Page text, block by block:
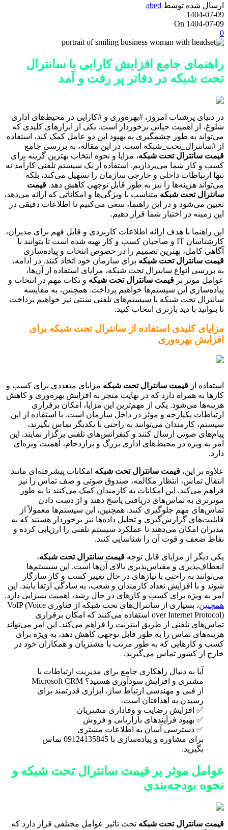
ارسال شده توسط abed
1404-07-09
On 1404-07-09
0
راهنمای جامع افزایش کارایی با سانترال
تحت شبکه در دفاتر پر رفت و آمد
در دنیای پرشتاب امروز، #بهره‌وری و #کارایی در محیط‌های اداری
شلوغ، از اهمیت حیاتی برخوردار است. یکی از ابزارهای کلیدی که
می‌تواند به طور چشمگیری به بهبود این دو عامل کمک کند، استفاده
از #سانترال_تحت_شبکه است. در این مقاله، به بررسی جامع
قیمت سانترال تحت شبکه، مزایا و نحوه انتخاب بهترین گزینه برای
کسب و کار شما می‌پردازیم. استفاده از یک سیستم تلفنی کارآمد نه
تنها ارتباطات داخلی و خارجی سازمان را تسهیل می‌کند، بلکه
می‌تواند هزینه‌ها را نیز به طور قابل توجهی کاهش دهد. قیمت
سانترال تحت شبکه متناسب با ویژگی‌ها و امکاناتی که ارائه می‌دهد،
تعیین می‌شود و در این راهنما، سعی می‌کنیم تا اطلاعات دقیقی در
این زمینه در اختیار شما قرار دهیم.
این راهنما با هدف ارائه اطلاعات کاربردی و قابل فهم برای مدیران،
کارشناسان IT و صاحبان کسب و کار تهیه شده است تا بتوانند با
آگاهی کامل، بهترین تصمیم را در خصوص انتخاب و پیاده‌سازی
قیمت سانترال تحت شبکه برای سازمان خود اتخاذ کنند. در ادامه،
به بررسی انواع سانترال تحت شبکه، مزایای استفاده از آن‌ها،
عوامل موثر بر قیمت سانترال تحت شبکه و نکات مهم در انتخاب و
پیاده‌سازی این سیستم‌ها خواهیم پرداخت. همچنین، به مقایسه
سانترال تحت شبکه با سیستم‌های تلفنی سنتی نیز خواهیم پرداخت
تا بتوانید با دید بازتری انتخاب کنید.
مزایای کلیدی استفاده از سانترال تحت شبکه برای
افزایش بهره‌وری
استفاده از قیمت سانترال تحت شبکه مزایای متعددی برای کسب و
کارها به همراه دارد که در نهایت منجر به افزایش بهره‌وری و کاهش
هزینه‌ها می‌شود. یکی از مهم‌ترین این مزایا، امکان برقراری
ارتباطات یکپارچه و موثر در داخل سازمان است. با استفاده از این
سیستم، کارمندان می‌توانند به راحتی با یکدیگر تماس بگیرند،
پیام‌های صوتی ارسال کنند و کنفرانس‌های تلفنی برگزار نمایند. این
امر به ویژه در محیط‌های اداری بزرگ و پرازدحام، اهمیت ویژه‌ای
دارد.
علاوه بر این، قیمت سانترال تحت شبکه امکانات پیشرفته‌ای مانند
انتقال تماس، انتظار مکالمه، صندوق صوتی و صف تماس را نیز
فراهم می‌کند. این امکانات به کارمندان کمک می‌کنند تا به طور
موثرتری به تماس‌های دریافتی پاسخ دهند و از دست دادن
تماس‌های مهم جلوگیری کنند. همچنین، این سیستم‌ها معمولاً از
قابلیت‌های گزارش‌گیری و تحلیل داده‌ها نیز برخوردار هستند که به
مدیران امکان می‌دهند تا عملکرد سیستم تلفنی را ارزیابی کرده و
نقاط ضعف و قوت آن را شناسایی کنند.
یکی دیگر از مزایای قابل توجه قیمت سانترال تحت شبکه،
انعطاف‌پذیری و مقیاس‌پذیری بالای آن‌ها است. این سیستم‌ها
می‌توانند به راحتی با نیازهای در حال تغییر کسب و کار سازگار
شوند و با افزایش تعداد کارمندان و شعب، به سادگی ارتقا یابند. این
امر به ویژه برای کسب و کارهای در حال رشد، اهمیت بسزایی دارد.
همچنین
، بسیاری از سانترال‌های تحت شبکه از فناوری VoIP (Voice
over Internet Protocol) استفاده می‌کنند که امکان برقراری
تماس‌های تلفنی از طریق اینترنت را فراهم می‌کند. این امر می‌تواند
هزینه‌های تماس را به طور قابل توجهی کاهش دهد، به ویژه برای
کسب و کارهایی که به طور مرتب با مشتریان و همکاران خود در
خارج از کشور تماس می‌گیرند.
آیا به دنبال راهکاری جامع برای مدیریت ارتباطات با
مشتری و افزایش سودآوری هستید؟ Microsoft CRM
از فنی و مهندسی ارتباط ساز، ابزاری قدرتمند برای
رسیدن به اهدافتان است.
✅ افزایش رضایت و وفاداری مشتریان
✅ بهبود فرآیندهای بازاریابی و فروش
✅ دسترسی آسان به اطلاعات مشتری
برای مشاوره و پیاده‌سازی با 09124135845 تماس
بگیرید.
عوامل موثر بر قیمت سانترال تحت شبکه و
نحوه بودجه‌بندی
قیمت سانترال تحت شبکه تحت تاثیر عوامل مختلفی قرار دارد که